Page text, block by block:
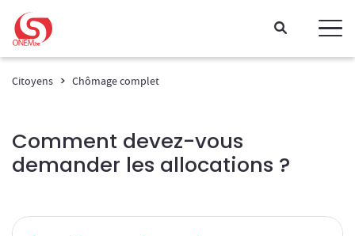
Passer directement au contenu
Citoyens Chômage complet
Comment devez-vous
demander les allocations ?